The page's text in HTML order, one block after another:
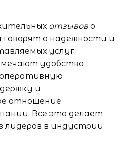
отзывов о
о надежности и
услуг.
удобство
и
отношение
Все это делает
лидеров в индустрии